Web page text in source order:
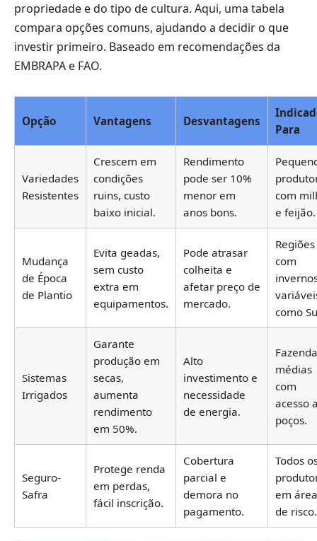
propriedade e do tipo de cultura. Aqui, uma tabela
compara opções comuns, ajudando a decidir o que
investir primeiro. Baseado em recomendações da
EMBRAPA e FAO.
Opção Vantagens Desvantagens
Para
Variedades
Resistentes
Crescem em
condições
ruins, custo
baixo inicial.
Rendimento
pode ser 10%
menor em
anos bons.
com
e feijão.
Mudança
de Época
de Plantio
Evita geadas,
sem custo
extra em
equipamentos.
Pode atrasar
colheita e
afetar preço de
mercado.
Regiões
com
como
Sistemas
Irrigados
Garante
produção em
secas,
aumenta
rendimento
em 50%.
Alto
investimento e
necessidade
de energia.
médias
com
acesso
poços.
Seguro-
Safra
Protege renda
em perdas,
fácil inscrição.
Cobertura
parcial e
demora no
pagamento.
Todos
em
de risco.